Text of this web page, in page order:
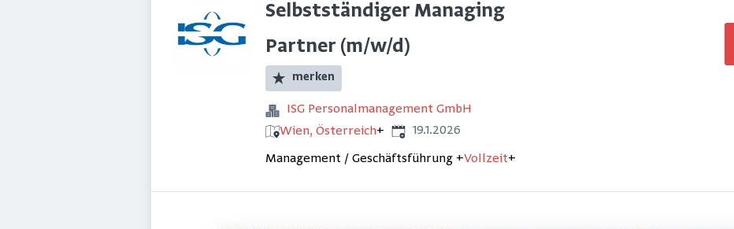
Selbstständiger Managing
Partner (m/w/d)
merken
ISG Personalmanagement GmbH
Wien, Österreich+ Veröffentlicht
19.1.2026
Management / Geschäftsführung +Vollzeit+